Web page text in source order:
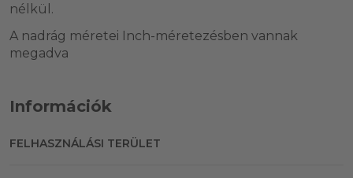
nélkül.
A nadrág méretei Inch-méretezésben vannak
megadva
Információk
FELHASZNÁLÁSI TERÜLET